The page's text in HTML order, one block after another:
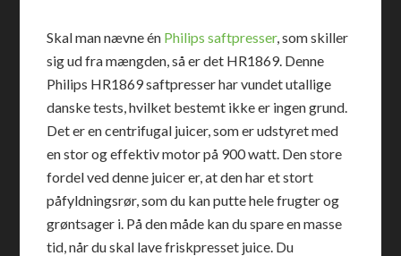
Skal man nævne én Philips saftpresser, som skiller
sig ud fra mængden, så er det HR1869. Denne
Philips HR1869 saftpresser har vundet utallige
danske tests, hvilket bestemt ikke er ingen grund.
Det er en centrifugal juicer, som er udstyret med
en stor og effektiv motor på 900 watt. Den store
fordel ved denne juicer er, at den har et stort
påfyldningsrør, som du kan putte hele frugter og
grøntsager i. På den måde kan du spare en masse
tid, når du skal lave friskpresset juice. Du